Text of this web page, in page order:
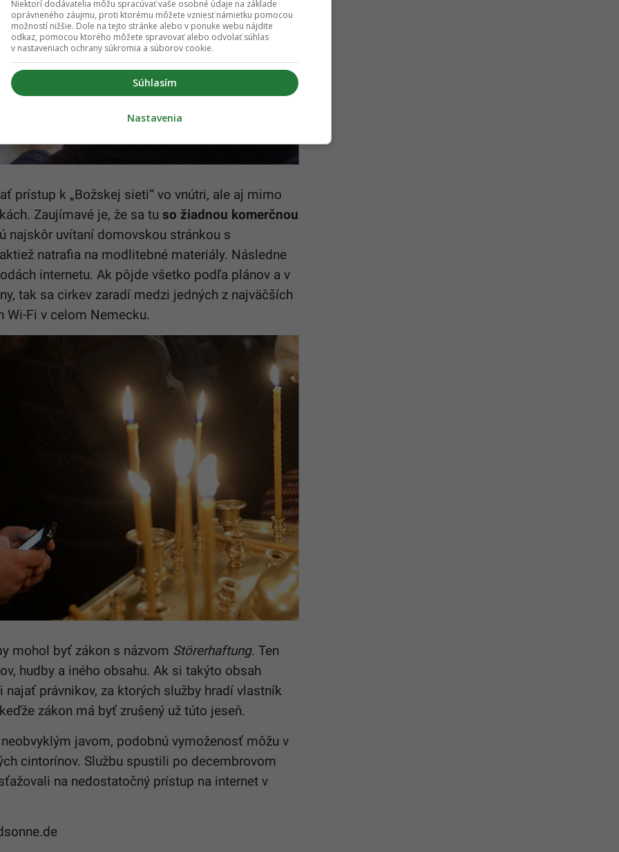
prístup k „Božskej sieti“ vo vnútri, ale aj mimo
Zaujímavé je, že sa tu so žiadnou komerčnou
najskôr uvítaní domovskou stránkou s
natrafia na modlitebné materiály. Následne
internetu. Ak pôjde všetko podľa plánov a v
tak sa cirkev zaradí medzi jedných z najväčších
Wi-Fi v celom Nemecku.
mohol byť zákon s názvom Störerhaftung. Ten
hudby a iného obsahu. Ak si takýto obsah
právnikov, za ktorých služby hradí vlastník
zákon má byť zrušený už túto jeseň.
javom, podobnú vymoženosť môžu v
cintorínov. Službu spustili po decembrovom
na nedostatočný prístup na internet v
Niektorí dodávatelia môžu spracúvať vaše osobné údaje na základe
oprávneného záujmu, proti ktorému môžete vzniesť námietku pomocou
možností nižšie. Dole na tejto stránke alebo v ponuke webu nájdite
odkaz, pomocou ktorého môžete spravovať alebo odvolať súhlas
v nastaveniach ochrany súkromia a súborov cookie.
Súhlasím
Nastavenia